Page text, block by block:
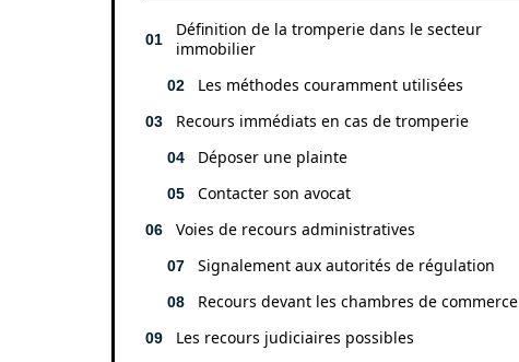
Définition de la tromperie dans le secteur
immobilier
Les méthodes couramment utilisées
Recours immédiats en cas de tromperie
Déposer une plainte
Contacter son avocat
Voies de recours administratives
Signalement aux autorités de régulation
Recours devant les chambres de commerce
Les recours judiciaires possibles